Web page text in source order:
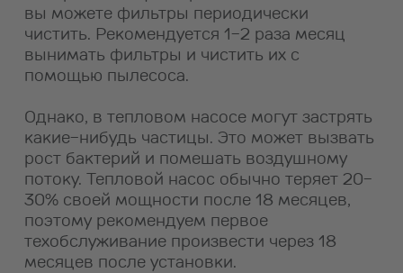
вы можете фильтры периодически
чистить. Рекомендуется 1-2 раза месяц
вынимать фильтры и чистить их с
помощью пылесоса.
Однако, в тепловом насосе могут застрять
какие-нибудь частицы. Это может вызвать
рост бактерий и помешать воздушному
потоку. Тепловой насос обычно теряет 20-
30% своей мощности после 18 месяцев,
поэтому рекомендуем первое
техобслуживание произвести через 18
месяцев после установки.